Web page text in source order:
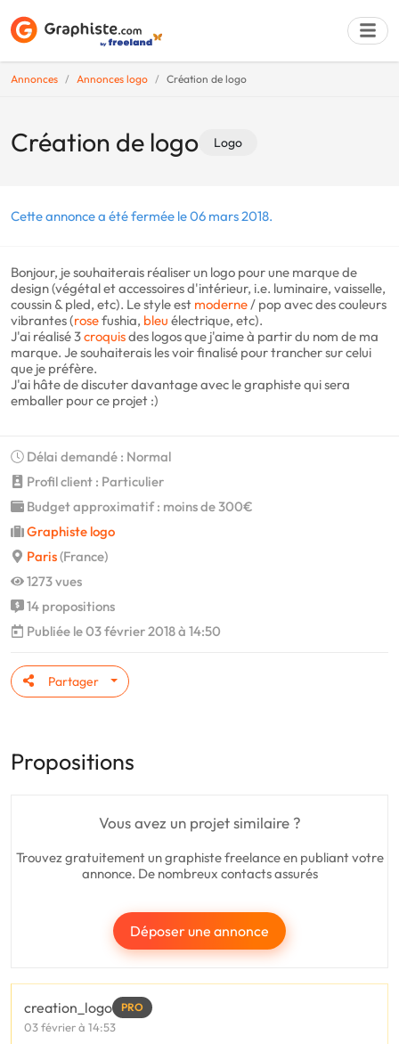
Annonces Annonces logo Création de logo
Création de logo Logo
Cette annonce a été fermée le 06 mars 2018.
Bonjour, je souhaiterais réaliser un logo pour une marque de
design (végétal et accessoires d'intérieur, i.e. luminaire, vaisselle,
coussin & pled, etc). Le style est moderne/ pop avec des couleurs
vibrantes (rosefushia, bleu électrique, etc).
J'ai réalisé 3croquisdes logos que j'aime à partir du nom de ma
marque. Je souhaiterais les voir finalisé pour trancher sur celui
que je préfère.
J'ai hâte de discuter davantage avec le graphiste qui sera
emballer pour ce projet :)
Délai demandé : Normal
Profil client : Particulier
Budget approximatif : moins de 300€
Graphiste logo
Paris(France)
1273 vues
14 propositions
Publiée le 03 février 2018 à 14:50
Partager
Propositions
Vous avez un projet similaire ?
Trouvez gratuitement un graphiste freelance en publiant votre
annonce. De nombreux contacts assurés
Déposer une annonce
creation_logo PRO
03 février à 14:53